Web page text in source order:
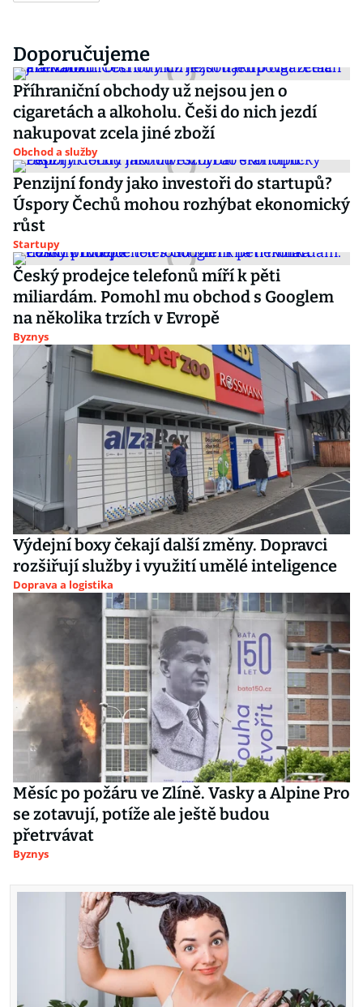
Doporučujeme
Příhraniční obchody už nejsou jen o
cigaretách a alkoholu. Češi do nich jezdí
nakupovat zcela jiné zboží
Obchod a služby
Penzijní fondy jako investoři do startupů?
Úspory Čechů mohou rozhýbat ekonomický
růst
Startupy
Český prodejce telefonů míří k pěti
miliardám. Pomohl mu obchod s Googlem
na několika trzích v Evropě
Byznys
Výdejní boxy čekají další změny. Dopravci
rozšiřují služby i využití umělé inteligence
Doprava a logistika
Měsíc po požáru ve Zlíně. Vasky a Alpine Pro
se zotavují, potíže ale ještě budou
přetrvávat
Byznys